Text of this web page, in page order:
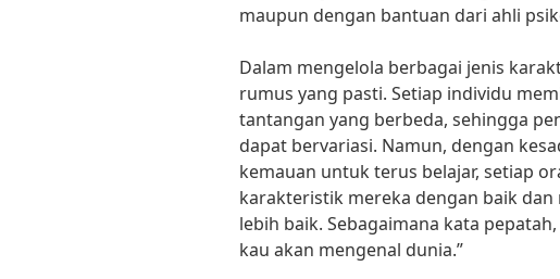
maupun dengan bantuan dari ahli
Dalam mengelola berbagai jenis
rumus yang pasti. Setiap individu
tantangan yang berbeda, sehingga
dapat bervariasi. Namun, dengan
kemauan untuk terus belajar, setiap
karakteristik mereka dengan baik
lebih baik. Sebagaimana kata
kau akan mengenal dunia.”